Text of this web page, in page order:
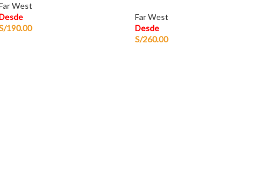
West
190.00
Far West
Desde
S/260.00